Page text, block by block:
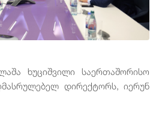
ხუციშვილი საერთაშორისო
დირექტორს, იერუნ